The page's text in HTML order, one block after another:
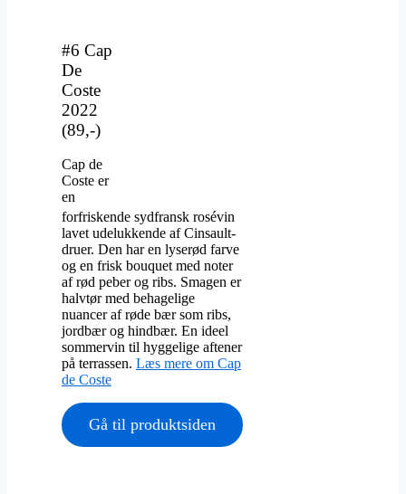
#6 Cap
De
Coste
2022
(89,-)
Cap de
Coste er
en
forfriskende sydfransk rosévin
lavet udelukkende af Cinsault-
druer. Den har en lyserød farve
og en frisk bouquet med noter
af rød peber og ribs. Smagen er
halvtør med behagelige
nuancer af røde bær som ribs,
jordbær og hindbær. En ideel
sommervin til hyggelige aftener
på terrassen. Læs mere om Cap
de Coste
Gå til produktsiden